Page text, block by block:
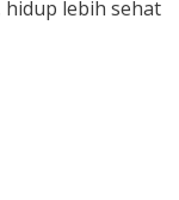
hidup lebih sehat